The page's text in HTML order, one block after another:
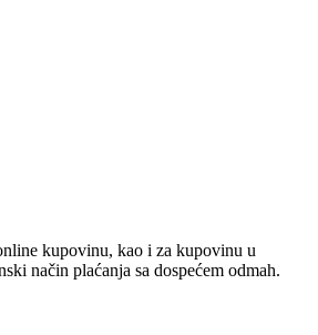
kupovinu, kao i za kupovinu u
način plaćanja sa dospećem odmah.